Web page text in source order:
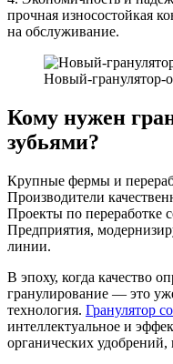
прочная износостойкая
на обслуживание.
Новый-гранулятор-
Кому нужен
зубьями?
Крупные фермы и
Производители
Проекты по переработке
Предприятия,
линии.
В эпоху, когда качество
гранулирование — это
технология. Гранулятор
интеллектуальное и
органических